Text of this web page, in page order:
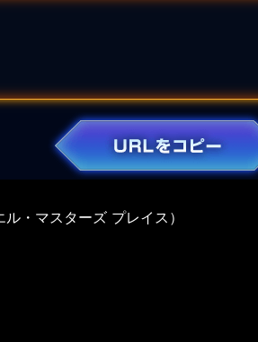
・マスターズ プレイス）